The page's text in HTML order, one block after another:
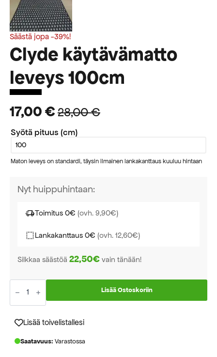
Säästä jopa -39%!
Clyde käytävämatto
leveys 100cm
28,00€
Alkuperäinen
hinta
oli:
17,00€
Nykyinen
hinta
on:
Syötä pituus (cm)
Maton leveys on standardi, täysin ilmainen lankakanttaus kuuluu hintaan
Nyt huippuhintaan:
Toimitus 0€ (ovh. 9,90€)
Lankakanttaus 0€ (ovh. 12,60€)
Silkkaa säästöä 22,50€ vain tänään!
Clyde
käytävämatto
100cm
Lisää Ostoskoriin
Lisää toivelistallesi
Saatavuus: Varastossa